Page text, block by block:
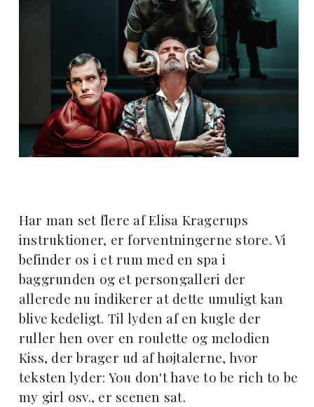
Har man set flere af Elisa Kragerups
instruktioner, er forventningerne store. Vi
befinder os i et rum med en spa i
baggrunden og et persongalleri der
allerede nu indikerer at dette umuligt kan
blive kedeligt. Til lyden af en kugle der
ruller hen over en roulette og melodien
Kiss, der brager ud af højtalerne, hvor
teksten lyder: You don't have to be rich to be
my girl osv., er scenen sat.